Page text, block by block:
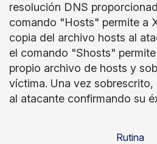
resolución DNS
comando "Hosts" permite a
copia del archivo hosts al
el comando "Shosts"
propio archivo de hosts y
víctima. Una vez sobrescrito,
al atacante confirmando su
Rutina